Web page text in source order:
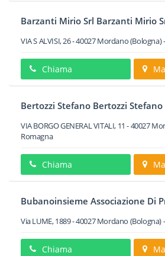
Barzanti Mirio Srl Barzanti Mirio
VIA S ALVISI, 26-40027Mordano(Bologna) -
Chiama
Bertozzi Stefano Bertozzi Stefano
VIA BORGO GENERAL VITALI, 11 -40027
Romagna
Chiama
Bubanoinsieme Associazione Di
Via LUME, 1889-40027 Mordano (Bologna) -
Chiama